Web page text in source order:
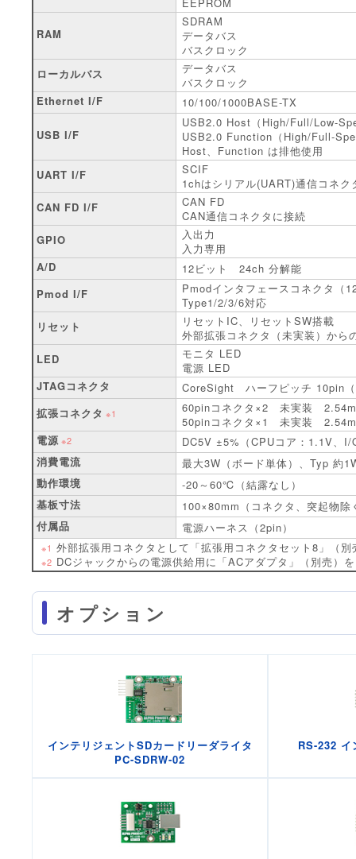
RAM
SDRAM
データバス
バスクロック
ローカルバス
データバス
バスクロック
Ethernet I/F
10/100/1000BASE-TX
USB I/F
USB2.0 Host（High/Full/Low-
USB2.0 Function（High/Full-
Host、Function は排他使用
UART I/F
SCIF
1chはシリアル(UART)通信コネク
CAN FD I/F
CAN FD
CAN通信コネクタに接続
GPIO
入出力
入力専用
A/D
12ビット 24ch 分解能
Pmod I/F
Pmodインタフェースコネクタ（
Type1/2/3/6対応
リセット
リセットIC、リセットSW搭載
外部拡張コネクタ（未実装）から
LED
モニタ LED
電源 LED
JTAGコネクタ
CoreSight ハーフピッチ 10pin
拡張コネクタ ※1
60pinコネクタ×2 未実装
50pinコネクタ×1 未実装
電源 ※2
DC5V ±5%（CPUコア：1.1V、
消費電流
最大3W（ボード単体）、Typ 約
動作環境
-20～60℃（結露なし）
基板寸法
100×80mm（コネクタ、突起物除
付属品
電源ハーネス（2pin）
※1 外部拡張用コネクタとして「拡張用コネクタセット8」（
※2 DCジャックからの電源供給用に「ACアダプタ」（別売）
オプション
インテリジェントSDカードリーダライタ
PC-SDRW-02
RS-232 イ